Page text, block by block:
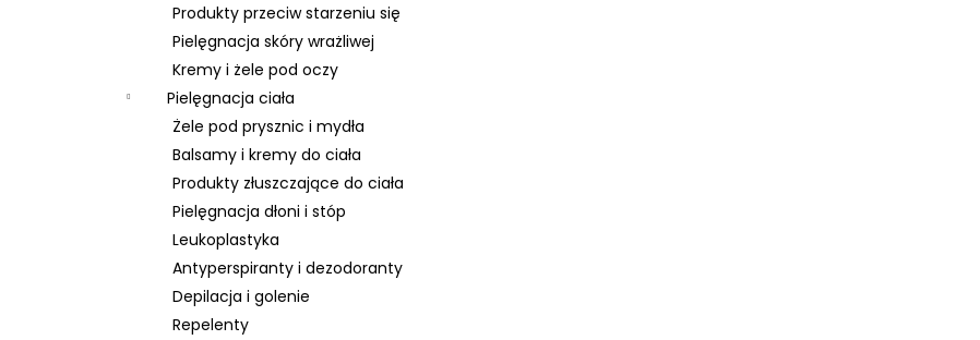
Produkty przeciw starzeniu się
Pielęgnacja skóry wrażliwej
Kremy i żele pod oczy
Pielęgnacja ciała
Żele pod prysznic i mydła
Balsamy i kremy do ciała
Produkty złuszczające do ciała
Pielęgnacja dłoni i stóp
Leukoplastyka
Antyperspiranty i dezodoranty
Depilacja i golenie
Repelenty